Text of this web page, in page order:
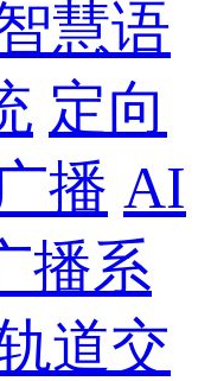
慧语
定向
播 AI
播系
道交